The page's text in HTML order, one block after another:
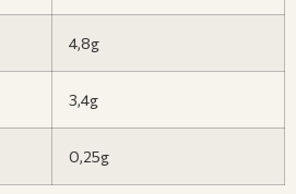
4,8g
3,4g
0,25g